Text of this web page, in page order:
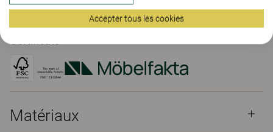
The Better Effect Index (2.12)
Matériaux
Accepter tous les cookies